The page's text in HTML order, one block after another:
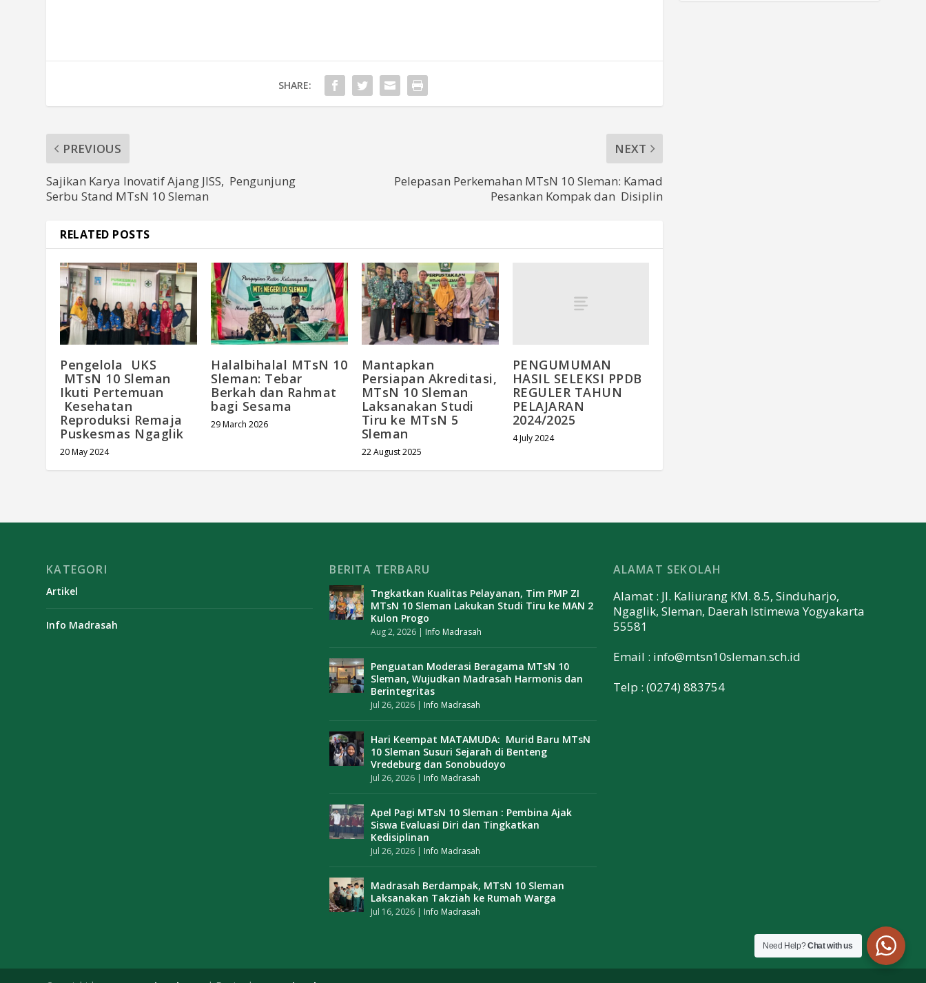
SHARE:
PREVIOUS
Sajikan Karya Inovatif Ajang JISS, Pengunjung
Serbu Stand MTsN 10 Sleman
NEXT
Pelepasan Perkemahan MTsN 10 Sleman: Kamad
Pesankan Kompak dan Disiplin
RELATED POSTS
Pengelola UKS
MTsN 10 Sleman
Ikuti Pertemuan
Kesehatan
Reproduksi Remaja
Puskesmas Ngaglik
20 May 2024
Halalbihalal MTsN 10
Sleman: Tebar
Berkah dan Rahmat
bagi Sesama
29 March 2026
Mantapkan
Persiapan Akreditasi,
MTsN 10 Sleman
Laksanakan Studi
Tiru ke MTsN 5
Sleman
22 August 2025
PENGUMUMAN
HASIL SELEKSI PPDB
REGULER TAHUN
PELAJARAN
2024/2025
4 July 2024
KATEGORI
Artikel
Info Madrasah
BERITA TERBARU
Tngkatkan Kualitas Pelayanan, Tim PMP ZI
MTsN 10 Sleman Lakukan Studi Tiru ke MAN 2
Kulon Progo
Aug 2, 2026 | Info Madrasah
Penguatan Moderasi Beragama MTsN 10
Sleman, Wujudkan Madrasah Harmonis dan
Berintegritas
Jul 26, 2026 | Info Madrasah
Hari Keempat MATAMUDA: Murid Baru MTsN
10 Sleman Susuri Sejarah di Benteng
Vredeburg dan Sonobudoyo
Jul 26, 2026 | Info Madrasah
Apel Pagi MTsN 10 Sleman : Pembina Ajak
Siswa Evaluasi Diri dan Tingkatkan
Kedisiplinan
Jul 26, 2026 | Info Madrasah
Madrasah Berdampak, MTsN 10 Sleman
Laksanakan Takziah ke Rumah Warga
Jul 16, 2026 | Info Madrasah
ALAMAT SEKOLAH
Alamat : Jl. Kaliurang KM. 8.5, Sinduharjo,
Ngaglik, Sleman, Daerah Istimewa Yogyakarta
55581
Email : info@mtsn10sleman.sch.id
Telp : (0274) 883754
Need Help?Chat with us